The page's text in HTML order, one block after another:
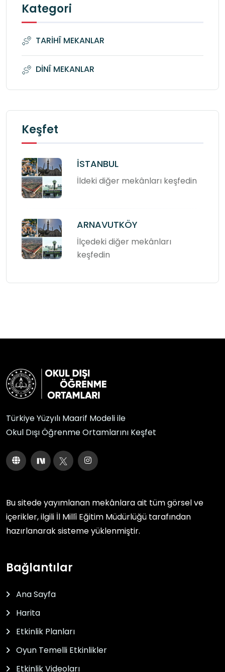
Kategori
TARİHÎ MEKANLAR
DİNÎ MEKANLAR
Keşfet
İSTANBUL
İldeki diğer mekânları keşfedin
ARNAVUTKÖY
İlçedeki diğer mekânları
keşfedin
Türkiye Yüzyılı Maarif Modeli ile
Okul Dışı Öğrenme Ortamlarını Keşfet
Bu sitede yayımlanan mekânlara ait tüm görsel ve
içerikler, ilgili İl Millî Eğitim Müdürlüğü tarafından
hazırlanarak sisteme yüklenmiştir.
Bağlantılar
Ana Sayfa
Harita
Etkinlik Planları
Oyun Temelli Etkinlikler
Etkinlik Videoları